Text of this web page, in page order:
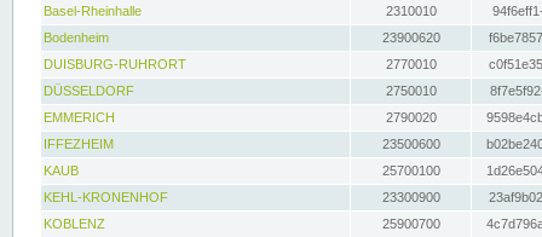
Basel-Rheinhalle
2310010
Bodenheim
23900620
DUISBURG-RUHRORT
2770010
DÜSSELDORF
2750010
EMMERICH
2790020
IFFEZHEIM
23500600
KAUB
25700100
KEHL-KRONENHOF
23300900
KOBLENZ
25900700